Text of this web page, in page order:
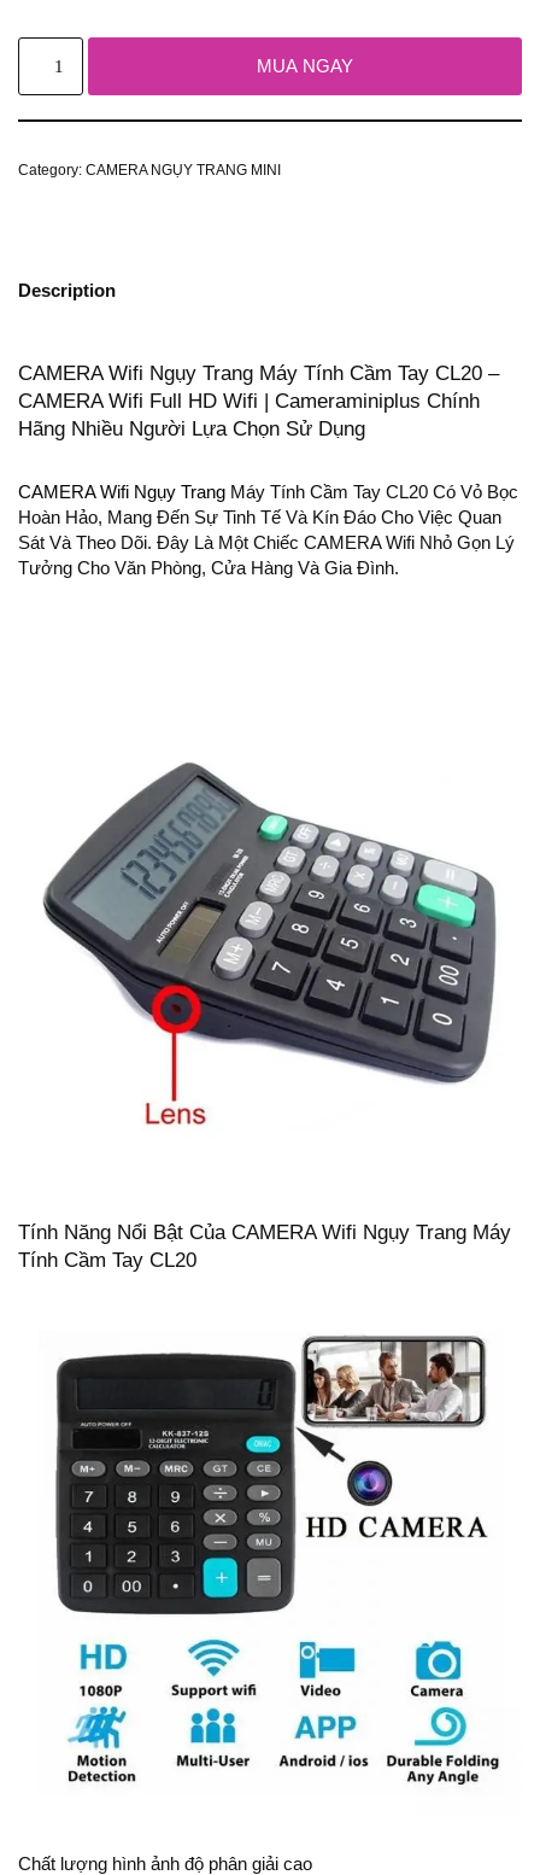
MUA NGAY
Category: CAMERA NGỤY TRANG MINI
Description
CAMERA Wifi Ngụy Trang Máy Tính Cầm Tay CL20 –
CAMERA Wifi Full HD Wifi | Cameraminiplus Chính
Hãng Nhiều Người Lựa Chọn Sử Dụng
CAMERA Wifi Ngụy Trang Máy Tính Cầm Tay CL20 Có Vỏ Bọc
Hoàn Hảo, Mang Đến Sự Tinh Tế Và Kín Đáo Cho Việc Quan
Sát Và Theo Dõi. Đây Là Một Chiếc CAMERA Wifi Nhỏ Gọn Lý
Tưởng Cho Văn Phòng, Cửa Hàng Và Gia Đình.
Tính Năng Nổi Bật Của CAMERA Wifi Ngụy Trang Máy
Tính Cầm Tay CL20
Chất lượng hình ảnh độ phân giải cao